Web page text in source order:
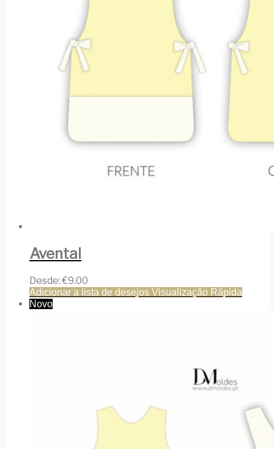
Avental
Desde:€9.00
Adicionar a lista de desejos Visualização Rápida
Novo